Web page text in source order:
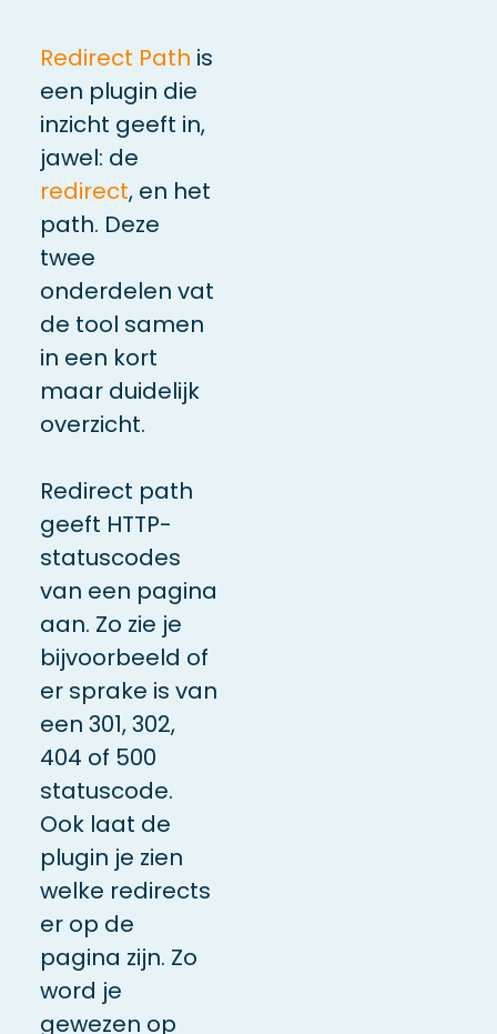
Redirect Path is
een plugin die
inzicht geeft in,
jawel: de
redirect, en het
path. Deze
twee
onderdelen vat
de tool samen
in een kort
maar duidelijk
overzicht.
Redirect path
geeft HTTP-
statuscodes
van een pagina
aan. Zo zie je
bijvoorbeeld of
er sprake is van
een 301, 302,
404 of 500
statuscode.
Ook laat de
plugin je zien
welke redirects
er op de
pagina zijn. Zo
word je
gewezen op